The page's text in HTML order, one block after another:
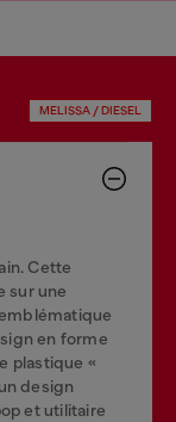
MELISSA / DIESEL
Cette
sur une
en forme
plastique «
design
et utilitaire